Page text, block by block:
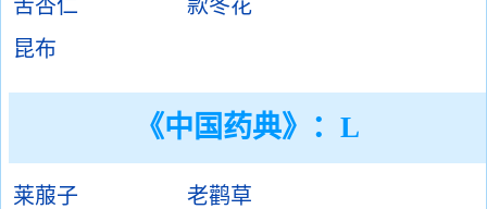
苦杏仁
款冬花
昆布
《中国药典》：L
莱菔子
老鹳草